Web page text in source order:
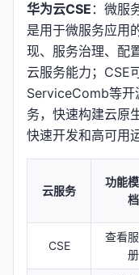
华为云CSE ：微服
是用于微服务应用
现、服务治理、配
云服务能力；CSE
ServiceComb等开
务，快速构建云原
快速开发和高可用
云服务
功能
档
CSE
查看
册